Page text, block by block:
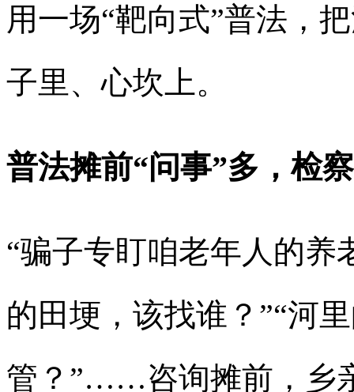
用一场“靶向式”普法，
子里、心坎上。
普法摊前“问事”多，检
“骗子专盯咱老年人的养
的田埂，该找谁？”“河
管？”……咨询摊前，乡